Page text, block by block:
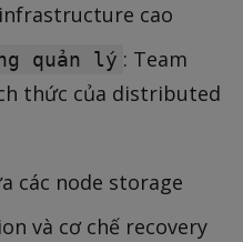
cao
quản lý : Team
thức của distributed
các node storage
và cơ chế recovery